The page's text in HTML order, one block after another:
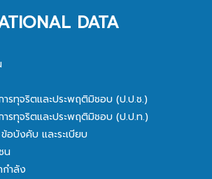
DATA
ารทุจริตและประพฤติมิชอบ (ป.ป.ช.)
ารทุจริตและประพฤติมิชอบ (ป.ป.ท.)
อบังคับ และระเบียบ
น
ำลัง